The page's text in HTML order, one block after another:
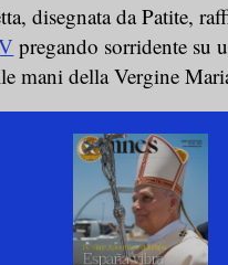
disegnata da Patite,
pregando sorridente su
mani della Vergine